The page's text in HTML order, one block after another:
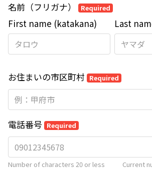
名前（フリガナ） Required
Last
First name (katakana)
お住まいの市区町村 Required
電話番号 Required
Number of characters 20 or less Current